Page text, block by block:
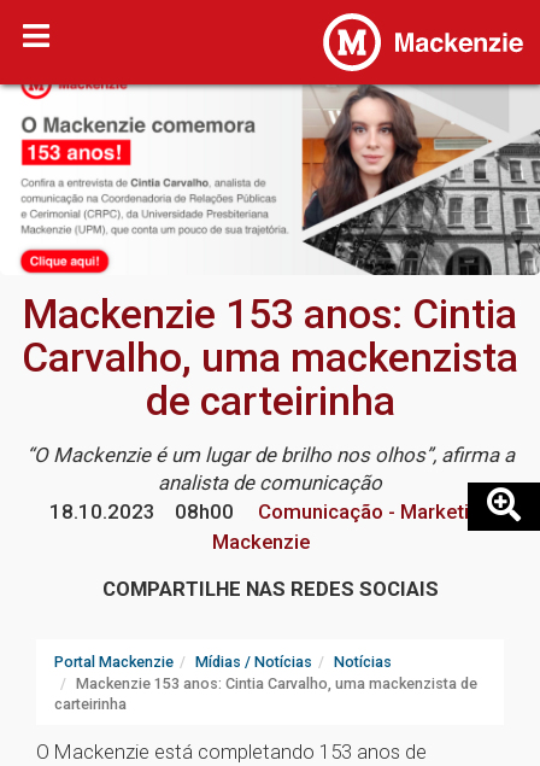
Mackenzie 153 anos: Cintia
Carvalho, uma mackenzista
de carteirinha
“O Mackenzie é um lugar de brilho nos olhos”, afirma a
analista de comunicação
18.10.2023
08h00
Comunicação - Marketing
Mackenzie
COMPARTILHE NAS REDES SOCIAIS
Portal Mackenzie Mídias / Notícias
Notícias
Mackenzie 153 anos: Cintia Carvalho, uma mackenzista de
carteirinha
O Mackenzie está completando 153 anos de